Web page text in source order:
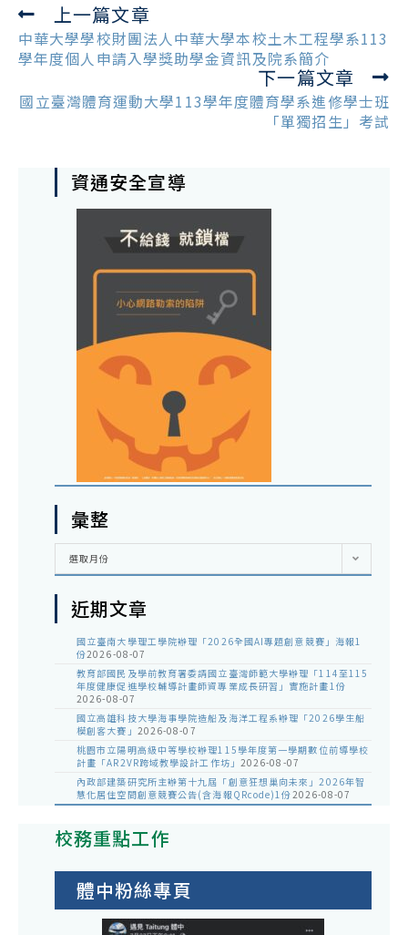
Read
more
articles
上一篇文章
中華大學學校財團法人中華大學本校土木工程學系113
學年度個人申請入學獎助學金資訊及院系簡介
下一篇文章
國立臺灣體育運動大學113學年度體育學系進修學士班
「單獨招生」考試
資通安全宣導
彙整
彙
選取月份
近期文章
國立臺南大學理工學院辦理「2026全國AI專題創意競賽」海報1
份2026-08-07
教育部國民及學前教育署委請國立臺灣師範大學辦理「114至115
年度健康促進學校輔導計畫師資專業成長研習」實施計畫1份
2026-08-07
國立高雄科技大學海事學院造船及海洋工程系辦理「2026學生船
模創客大賽」 2026-08-07
桃園市立陽明高級中等學校辦理115學年度第一學期數位前導學校
計畫「AR2VR跨域教學設計工作坊」 2026-08-07
內政部建築研究所主辦第十九屆「創意狂想巢向未來」2026年智
慧化居住空間創意競賽公告(含海報QRcode)1份2026-08-07
校務重點工作
體中粉絲專頁